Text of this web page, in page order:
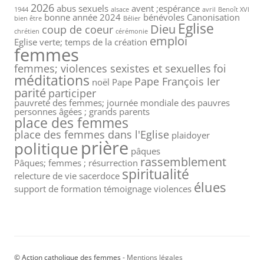
1944 2026 abus sexuels alsace avent ;espérance avril Benoît XVI
bien être bonne année 2024 Bélier bénévoles Canonisation
chrétien coup de coeur cérémonie Dieu Eglise
Eglise verte; temps de la création emploi
femmes
femmes; violences sexistes et sexuelles foi
méditations noël Pape Pape François Ier
parité participer
pauvreté des femmes; journée mondiale des pauvres
personnes âgées ; grands parents
place des femmes
place des femmes dans l'Eglise plaidoyer
politique prière pâques
Pâques; femmes ; résurrection rassemblement
relecture de vie sacerdoce spiritualité
support de formation témoignage violences élues
© Action catholique des femmes - Mentions légales